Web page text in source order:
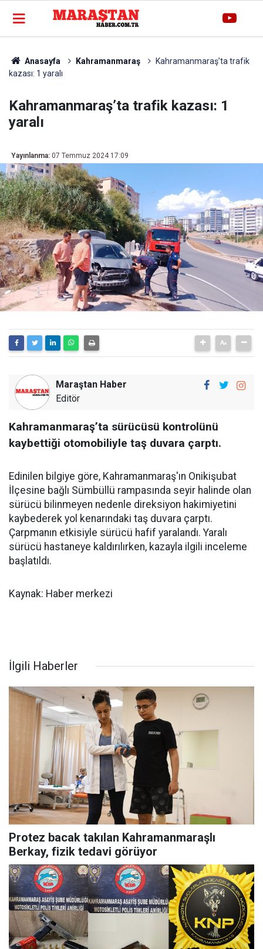
Anasayfa Kahramanmaraş
Kahramanmaraş’ta trafik
kazası: 1 yaralı
Kahramanmaraş’ta trafik kazası: 1
yaralı
Yayınlanma: 07 Temmuz 2024 17:09
Maraştan Haber
Editör
Kahramanmaraş’ta sürücüsü kontrolünü
kaybettiği otomobiliyle taş duvara çarptı.
Edinilen bilgiye göre, Kahramanmaraş'ın Onikişubat
İlçesine bağlı Sümbüllü rampasında seyir halinde olan
sürücü bilinmeyen nedenle direksiyon hakimiyetini
kaybederek yol kenarındaki taş duvara çarptı.
Çarpmanın etkisiyle sürücü hafif yaralandı. Yaralı
sürücü hastaneye kaldırılırken, kazayla ilgili inceleme
başlatıldı.
Kaynak: Haber merkezi
İlgili Haberler
Protez bacak takılan Kahramanmaraşlı
Berkay, fizik tedavi görüyor